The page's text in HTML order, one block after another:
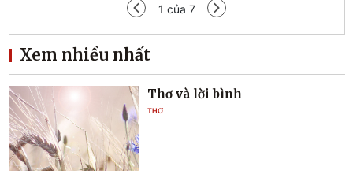
1 của 7
Xem nhiều nhất
Thơ và lời bình
THƠ